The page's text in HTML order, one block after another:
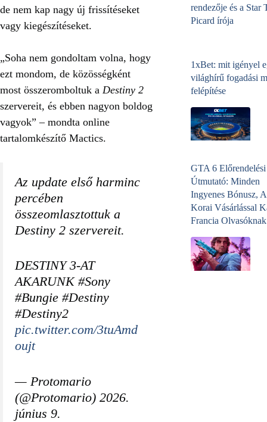
de nem kap nagy új frissítéseket
vagy kiegészítéseket.
„Soha nem gondoltam volna, hogy
ezt mondom, de közösségként
most összeromboltuk a Destiny 2
szervereit, és ebben nagyon boldog
vagyok” – mondta online
tartalomkészítő Mactics.
Az update első harminc
percében
összeomlasztottuk a
Destiny 2 szervereit.
DESTINY 3-AT
AKARUNK #Sony
#Bungie #Destiny
#Destiny2
pic.twitter.com/3tuAmd
oujt
— Protomario
(@Protomario) 2026.
június 9.
rendezője és a Star
Picard írója
1xBet: mit igényel
világhírű fogadási
felépítése
GTA 6 Előrendelési
Útmutató: Minden
Ingyenes Bónusz,
Korai Vásárlással
Francia Olvasóknak